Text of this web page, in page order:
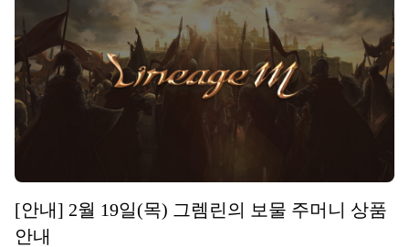
[안내] 2월 19일(목) 그렘린의 보물 주머니 상품
안내